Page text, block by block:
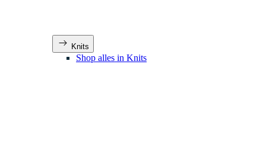
Knits
Shop alles in Knits